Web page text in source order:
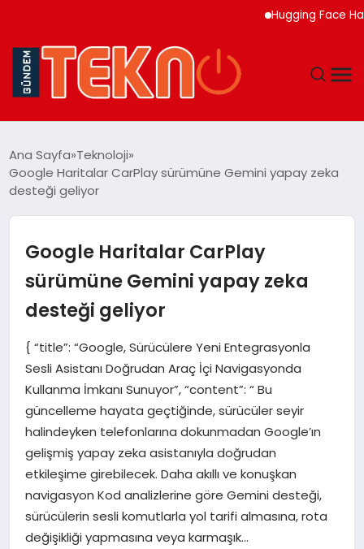
Hugging Face
GÜNDEM
EKONOMI
MAGAZIN
SAĞLIK
SIYASET
SPOR
YAŞAM
Ana Sayfa Teknoloji
Google Haritalar CarPlay sürümüne Gemini yapay zeka
desteği geliyor
Google Haritalar CarPlay
sürümüne Gemini yapay zeka
desteği geliyor
{ “title”: “Google, Sürücülere Yeni Entegrasyonla
Sesli Asistanı Doğrudan Araç İçi Navigasyonda
Kullanma İmkanı Sunuyor”, “content”: “ Bu
güncelleme hayata geçtiğinde, sürücüler seyir
halindeyken telefonlarına dokunmadan Google’ın
gelişmiş yapay zeka asistanıyla doğrudan
etkileşime girebilecek. Daha akıllı ve konuşkan
navigasyon Kod analizlerine göre Gemini desteği,
sürücülerin sesli komutlarla yol tarifi almasına, rota
değişikliği yapmasına veya karmaşık…